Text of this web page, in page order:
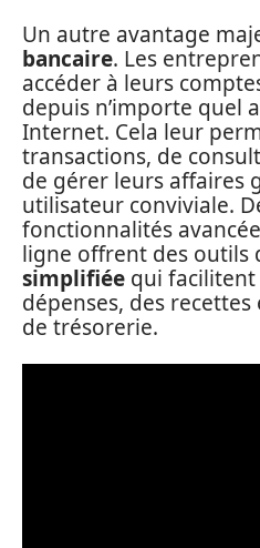
Un autre avantage
bancaire. Les
accéder à leurs
depuis n’importe quel
Internet. Cela leur
transactions, de
de gérer leurs affaires
utilisateur conviviale.
fonctionnalités
ligne offrent des outils
simplifiée qui facilitent
dépenses, des
de trésorerie.